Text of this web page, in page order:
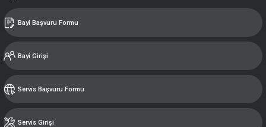
Bayi Başvuru Formu
Bayi Girişi
Servis Başvuru Formu
Servis Girişi